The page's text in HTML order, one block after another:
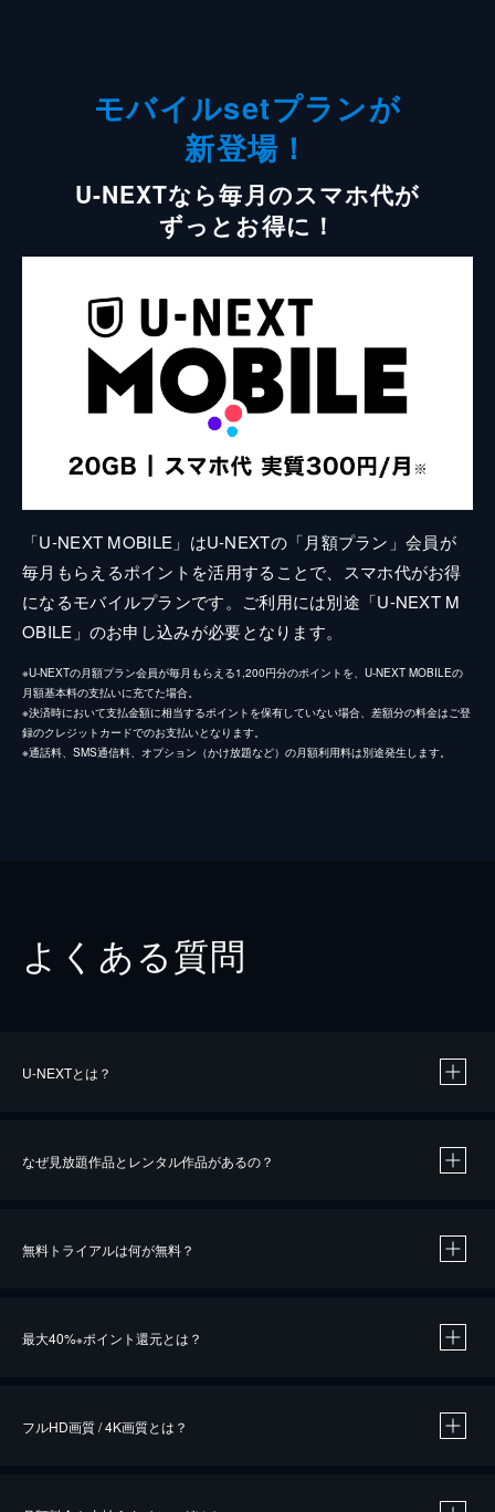
モバイルsetプランが
新登場！
U-NEXTなら毎月のスマホ代が
ずっとお得に！
「U-NEXT MOBILE」はU-NEXTの「月額プラン」会員が
毎月もらえるポイントを活用することで、スマホ代がお得
になるモバイルプランです。ご利用には別途「U-NEXT M
OBILE」のお申し込みが必要となります。
※U-NEXTの月額プラン会員が毎月もらえる1,200円分のポイントを、U-NEXT MOBILEの
月額基本料の支払いに充てた場合。
※決済時において支払金額に相当するポイントを保有していない場合、差額分の料金はご登
録のクレジットカードでのお支払いとなります。
※通話料、SMS通信料、オプション（かけ放題など）の月額利用料は別途発生します。
よくある質問
U-NEXTとは？
なぜ見放題作品とレンタル作品があるの？
無料トライアルは何が無料？
最大40%※ポイント還元とは？
フルHD画質 / 4K画質とは？